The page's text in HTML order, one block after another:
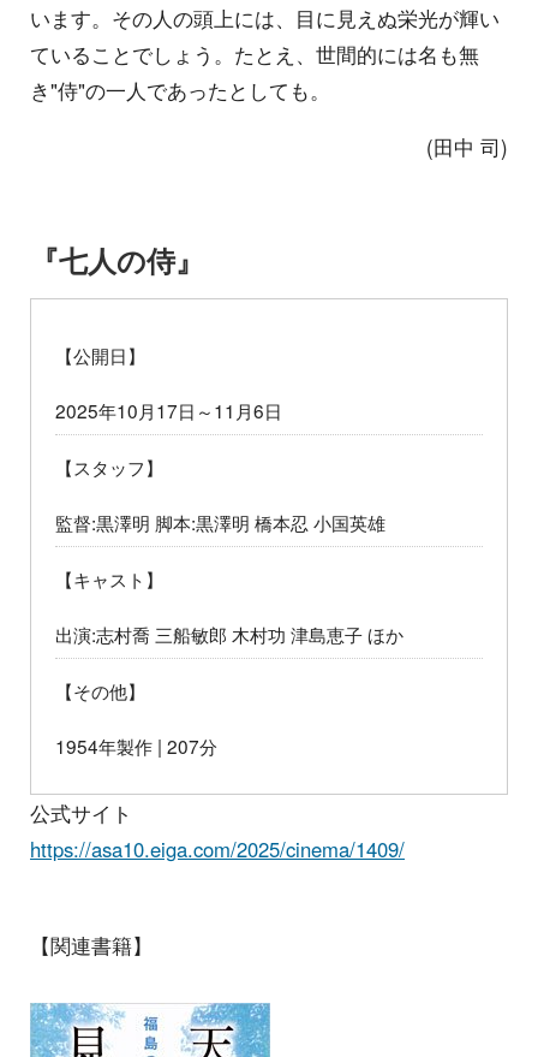
います。その人の頭上には、目に見えぬ栄光が輝い
ていることでしょう。たとえ、世間的には名も無
き"侍"の一人であったとしても。
(田中 司)
『七人の侍』
【公開日】
2025年10月17日～11月6日
【スタッフ】
監督:黒澤明 脚本:黒澤明 橋本忍 小国英雄
【キャスト】
出演:志村喬 三船敏郎 木村功 津島恵子 ほか
【その他】
1954年製作 | 207分
公式サイト
https://asa10.eiga.com/2025/cinema/1409/
【関連書籍】